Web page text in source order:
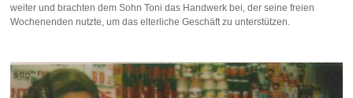
weiter und brachten dem Sohn Toni das Handwerk bei, der seine freien
Wochenenden nutzte, um das elterliche Geschäft zu unterstützen.